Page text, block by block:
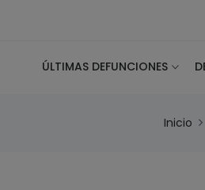
ÚLTIMAS DEFUNCIONES
Inicio